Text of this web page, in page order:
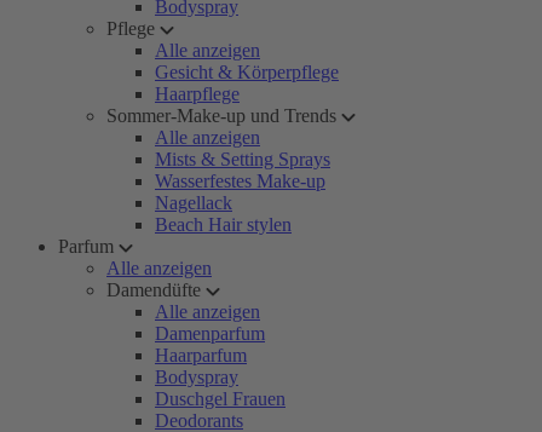
Bodyspray
Pflege
Alle anzeigen
Gesicht & Körperpflege
Haarpflege
Sommer-Make-up und Trends
Alle anzeigen
Mists & Setting Sprays
Wasserfestes Make-up
Nagellack
Beach Hair stylen
Parfum
Alle anzeigen
Damendüfte
Alle anzeigen
Damenparfum
Haarparfum
Bodyspray
Duschgel Frauen
Deodorants